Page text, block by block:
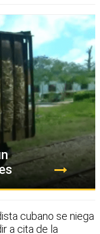
cubano se niega
a cita de la